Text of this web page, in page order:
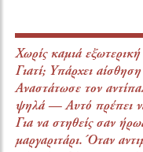
Χωρίς καμιά
Γιατί; Υπάρχει
Αναστάτωσε τον
ψηλά — Αυτό πρέπει να
Για να στηθείς σαν
μαργαριτάρι. Όταν